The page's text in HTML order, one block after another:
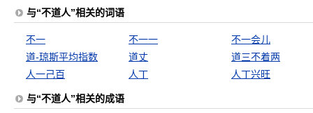
与“不道人”相关的词语
不一 不一一
不一会儿
道-琼斯平均指数
道丈
道三不着两
人一己百
人丁 人丁兴旺
与“不道人”相关的成语